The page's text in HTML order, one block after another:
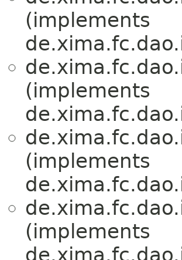
(implements
(implements
(implements
(implements